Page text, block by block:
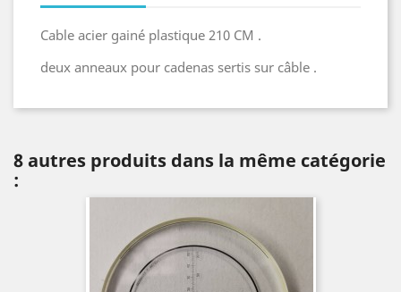
Cable acier gainé plastique 210 CM .
deux anneaux pour cadenas sertis sur câble .
8 autres produits dans la même catégorie
: